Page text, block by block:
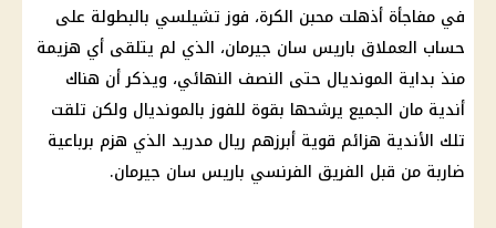
في مفاجأة أذهلت محبن الكرة، فوز تشيلسي بالبطولة على
حساب العملاق باريس سان جيرمان، الذي لم يتلقى أي هزيمة
منذ بداية المونديال حتى النصف النهائي، ويذكر أن هناك
أندية مان الجميع يرشحها بقوة للفوز بالمونديال ولكن تلقت
تلك الأندية هزائم قوية أبرزهم ريال مدريد الذي هزم برباعية
ضاربة من قبل الفريق الفرنسي باريس سان جيرمان.